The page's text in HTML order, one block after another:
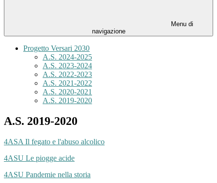
Menu di
navigazione
Progetto Versari 2030
A.S. 2024-2025
A.S. 2023-2024
A.S. 2022-2023
A.S. 2021-2022
A.S. 2020-2021
A.S. 2019-2020
A.S. 2019-2020
4ASA Il fegato e l'abuso alcolico
4ASU Le piogge acide
4ASU Pandemie nella storia